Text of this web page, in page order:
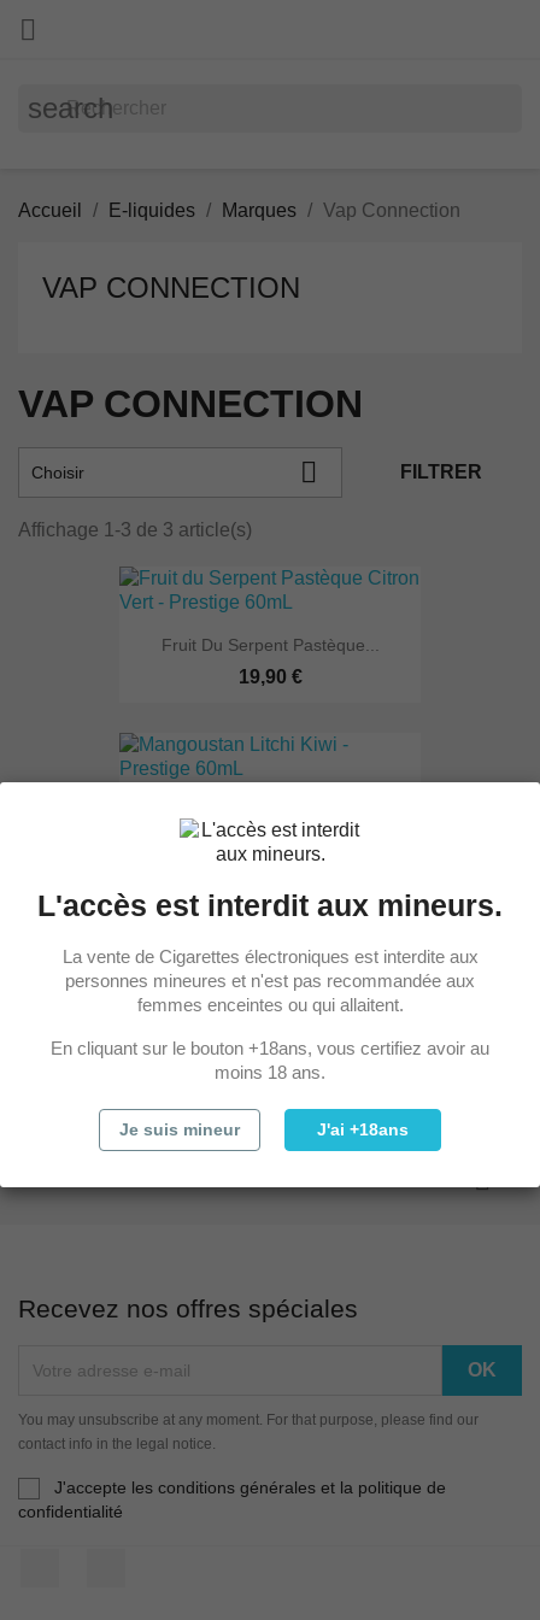

search
Accueil E-liquides Marques Vap Connection
VAP CONNECTION
VAP CONNECTION
Choisir  FILTRER
Affichage 1-3 de 3 article(s)
Fruit Du Serpent Pastèque...
19,90 €
19,90 €
Barbe À Papa Fruit Du...
19,90 €
Affichage 1-3 de 3 article(s)

Recevez nos offres spéciales
You may unsubscribe at any moment. For that purpose, please find our
contact info in the legal notice.
J'accepte les conditions générales et la politique de
confidentialité
L'accès est interdit aux mineurs.
La vente de Cigarettes électroniques est interdite aux
personnes mineures et n'est pas recommandée aux
femmes enceintes ou qui allaitent.
En cliquant sur le bouton +18ans, vous certifiez avoir au
moins 18 ans.
Je suis mineur J'ai +18ans